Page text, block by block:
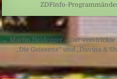
ZDFinfo-
← Martin Heidegger – Der verstrickte
„Die Geissens“ und „Davina &